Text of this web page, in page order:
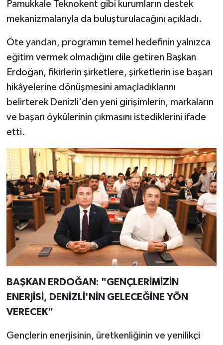
Pamukkale Teknokent gibi kurumların destek
mekanizmalarıyla da buluşturulacağını açıkladı.
Öte yandan, programın temel hedefinin yalnızca
eğitim vermek olmadığını dile getiren Başkan
Erdoğan, fikirlerin şirketlere, şirketlerin ise başarı
hikâyelerine dönüşmesini amaçladıklarını
belirterek Denizli'den yeni girişimlerin, markaların
ve başarı öykülerinin çıkmasını istediklerini ifade
etti.
BAŞKAN ERDOĞAN: "GENÇLERİMİZİN
ENERJİSİ, DENİZLİ'NİN GELECEĞİNE YÖN
VERECEK"
Gençlerin enerjisinin, üretkenliğinin ve yenilikçi